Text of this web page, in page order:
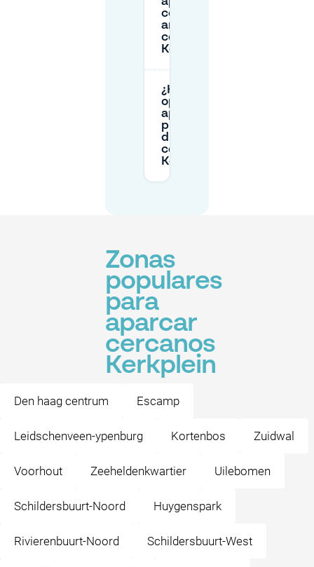
con
antelación
cerca de
Kerkplein?
¿Hay
opciones de
aparcamiento
privado
disponibles
cerca de
Kerkplein?
Zonas
populares
para
aparcar
cercanos
Kerkplein
Den haag centrum Escamp
Leidschenveen-ypenburg Kortenbos Zuidwal
Voorhout Zeeheldenkwartier Uilebomen
Schildersbuurt-Noord Huygenspark
Rivierenbuurt-Noord Schildersbuurt-West